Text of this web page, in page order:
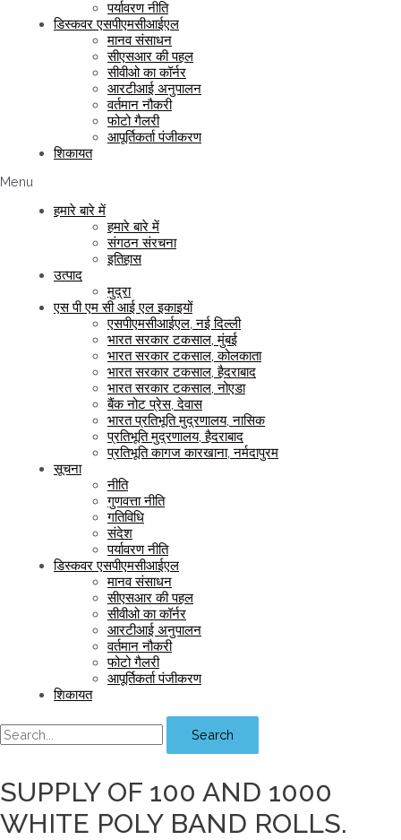
पर्यावरण नीति
डिस्कवर एसपीएमसीआईएल
मानव संसाधन
सीएसआर की पहल
सीवीओ का कॉर्नर
आरटीआई अनुपालन
वर्तमान नौकरी
फोटो गैलरी
आपूर्तिकर्ता पंजीकरण
शिकायत
Menu
हमारे बारे में
हमारे बारे में
संगठन संरचना
इतिहास
उत्पाद
मुद्रा
एस पी एम सी आई एल इकाइयों
एसपीएमसीआईएल, नई दिल्ली
भारत सरकार टकसाल, मुंबई
भारत सरकार टकसाल, कोलकाता
भारत सरकार टकसाल, हैदराबाद
भारत सरकार टकसाल, नोएडा
बैंक नोट प्रेस, देवास
भारत प्रतिभूति मुद्रणालय, नासिक
प्रतिभूति मुद्रणालय, हैदराबाद
प्रतिभूति कागज कारखाना, नर्मदापुरम
सूचना
नीति
गुणवत्ता नीति
गतिविधि
संदेश
पर्यावरण नीति
डिस्कवर एसपीएमसीआईएल
मानव संसाधन
सीएसआर की पहल
सीवीओ का कॉर्नर
आरटीआई अनुपालन
वर्तमान नौकरी
फोटो गैलरी
आपूर्तिकर्ता पंजीकरण
शिकायत
Search
SUPPLY OF 100 AND 1000
WHITE POLY BAND ROLLS.